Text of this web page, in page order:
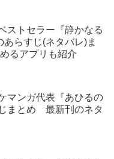
ストセラー『静かなる
あらすじ(ネタバレ)ま
るアプリも紹介
マンガ代表『あひるの
まとめ 最新刊のネタ